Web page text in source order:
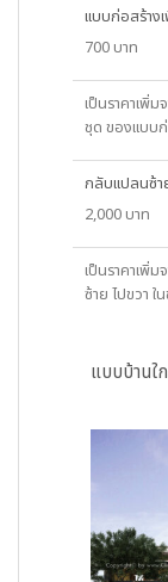
แบบก่อสร้าง
700 บาท
เป็นราคาเพิ่
ชุด ของแบบ
กลับแปลนซ้า
2,000 บาท
เป็นราคาเพิ่
ซ้าย ไปขวา
แบบบ้านใ